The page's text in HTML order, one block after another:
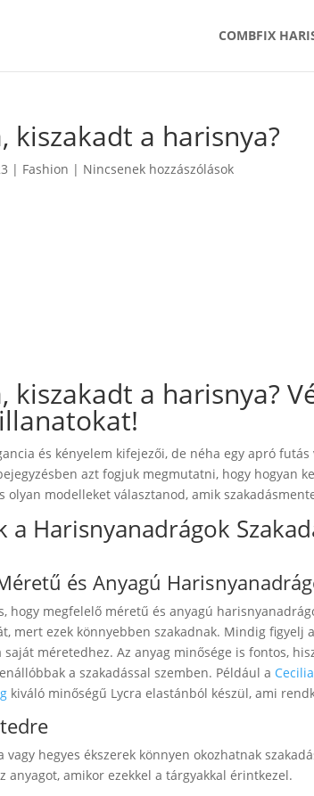
COMBFIX
kiszakadt a harisnya?
| Fashion | Nincsenek hozzászólások
kiszakadt a harisnya?
és kényelem kifejezői, de néha egy apró
azt fogjuk megmutatni, hogy hogyan
olyan modelleket választanod, amik
a Harisnyanadrágok
és Anyagú
hogy megfelelő méretű és anyagú
mert ezek könnyebben szakadnak. Mindig figyelj
méretedhez. Az anyag minősége is fontos,
a szakadással szemben. Például a
kiváló minőségű Lycra elastánból készül, ami
hegyes ékszerek könnyen okozhatnak
anyagot, amikor ezekkel a tárgyakkal érintkezel.